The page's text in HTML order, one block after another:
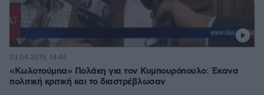
«Κωλοτούμπα» Πολάκη για τον Κυμπουρόπουλο: Έκανα
πολιτική κριτική και το διαστρέβλωσαν
23.04.2019, 14:46